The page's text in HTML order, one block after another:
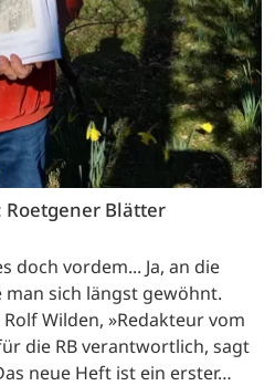
Roetgener Blätter
doch vordem... Ja, an die
sich längst gewöhnt.
Wilden, »Redakteur vom
die RB verantwortlich, sagt
neue Heft ist ein erster…